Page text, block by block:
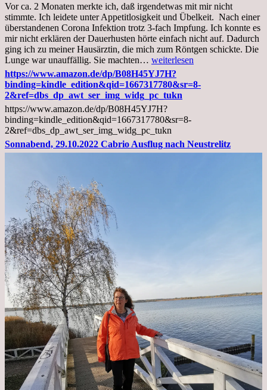
Vor ca. 2 Monaten merkte ich, daß irgendetwas mit mir nicht
stimmte. Ich leidete unter Appetitlosigkeit und Übelkeit. Nach einer
überstandenen Corona Infektion trotz 3-fach Impfung. Ich konnte es
mir nicht erklären der Dauerhusten hörte einfach nicht auf. Dadurch
ging ich zu meiner Hausärztin, die mich zum Röntgen schickte. Die
Lunge war unauffällig. Sie machten… Mittwoch,
02.11.2022,
Arztgespräch
und
Diagnose
Lebermetastasen
weiterlesen
https://www.amazon.de/dp/B08H45YJ7H?
binding=kindle_edition&qid=1667317780&sr=8-
2&ref=dbs_dp_awt_ser_img_widg_pc_tukn
https://www.amazon.de/dp/B08H45YJ7H?
binding=kindle_edition&qid=1667317780&sr=8-
2&ref=dbs_dp_awt_ser_img_widg_pc_tukn
Sonnabend, 29.10.2022 Cabrio Ausflug nach Neustrelitz